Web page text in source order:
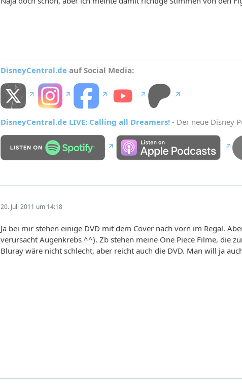
DisneyCentral.de auf Social Media:
DisneyCentral.de LIVE: Calling all Dreamers! - Der neue Disney
20. Juli 2011 um 14:18
Ja bei mir stehen einige DVD mit dem Cover nach vorn im Regal.
verursacht Augenkrebs ^^). Zb stehen meine One Piece Filme, die
Bluray wäre nicht schlecht, aber reicht auch die DVD. Man will ja